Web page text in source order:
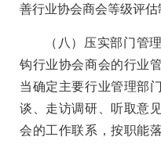
善行业协会商会等级评估
（八）压实部门管
钩行业协会商会的行业
当确定主要行业管理部
谈、走访调研、听取意
会的工作联系，按职能